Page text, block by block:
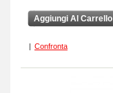
Aggiungi Al Carrello
| Confronta